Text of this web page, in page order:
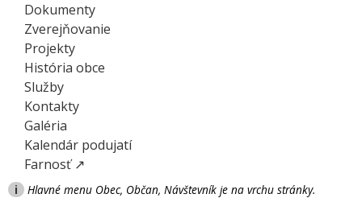
Dokumenty
Zverejňovanie
Projekty
História obce
Služby
Kontakty
Galéria
Kalendár podujatí
Farnosť ↗
i Hlavné menu Obec, Občan, Návštevník je na vrchu stránky.